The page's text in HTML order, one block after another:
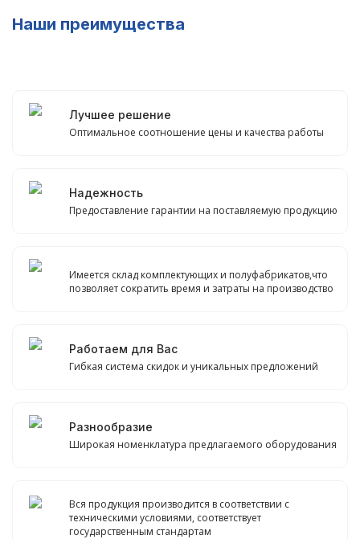
Наши преимущества
Лучшее решение
Оптимальное соотношение цены и качества работы
Надежность
Предоставление гарантии на поставляемую продукцию
Имеется склад комплектующих и полуфабрикатов,что
позволяет сократить время и затраты на производство
Работаем для Вас
Гибкая система скидок и уникальных предложений
Разнообразие
Широкая номенклатура предлагаемого оборудования
Вся продукция производится в соответствии с
техническими условиями, соответствует
государственным стандартам